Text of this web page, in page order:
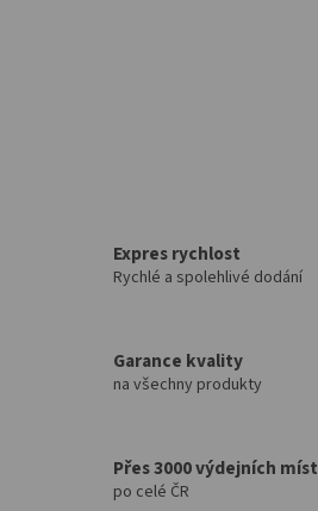
Expres rychlost
Rychlé a spolehlivé dodání
Garance kvality
na všechny produkty
Přes 3000 výdejních míst
po celé ČR